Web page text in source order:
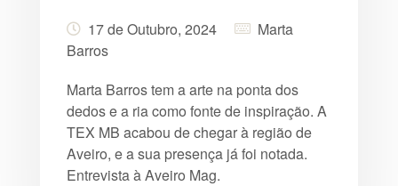
17 de Outubro, 2024
Marta
Barros
Marta Barros tem a arte na ponta dos
dedos e a ria como fonte de inspiração. A
TEX MB acabou de chegar à região de
Aveiro, e a sua presença já foi notada.
Entrevista à Aveiro Mag.